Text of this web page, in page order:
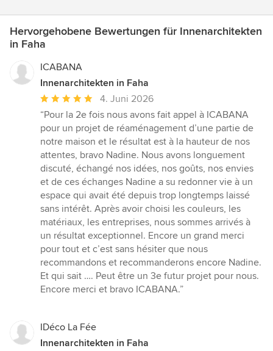
Hervorgehobene Bewertungen für Innenarchitekten
in Faha
ICABANA
Innenarchitekten in Faha
Durchschnittliche
Bewertung:
5
von
5
Sternen
4. Juni 2026
“Pour la 2e fois nous avons fait appel à ICABANA
pour un projet de réaménagement d’une partie de
notre maison et le résultat est à la hauteur de nos
attentes, bravo Nadine. Nous avons longuement
discuté, échangé nos idées, nos goûts, nos envies
et de ces échanges Nadine a su redonner vie à un
espace qui avait été depuis trop longtemps laissé
sans intérêt. Après avoir choisi les couleurs, les
matériaux, les entreprises, nous sommes arrivés à
un résultat exceptionnel. Encore un grand merci
pour tout et c’est sans hésiter que nous
recommandons et recommanderons encore Nadine.
Et qui sait …. Peut être un 3e futur projet pour nous.
Encore merci et bravo ICABANA.”
IDéco La Fée
Innenarchitekten in Faha